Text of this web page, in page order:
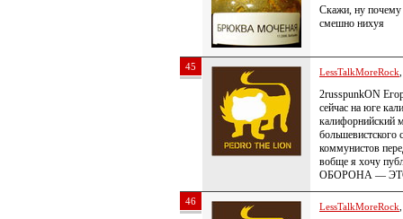
Скажи, ну почему
смешно нихуя
45 LessTalkMoreRock
2russpunkON
сейчас на юге
калифорнийский
большевистского
коммунистов
вобще я хочу
ОБОРОНА —
46 LessTalkMoreRock